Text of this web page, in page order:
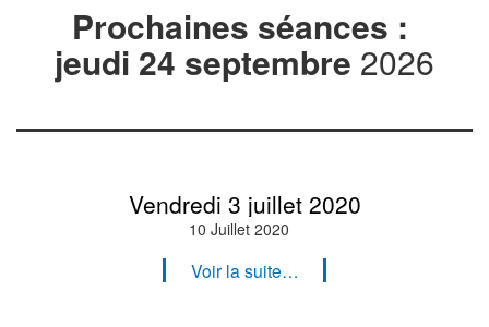
Prochaines séances :
jeudi 24 septembre 2026
Vendredi 3 juillet 2020
10 Juillet 2020
Voir la suite…